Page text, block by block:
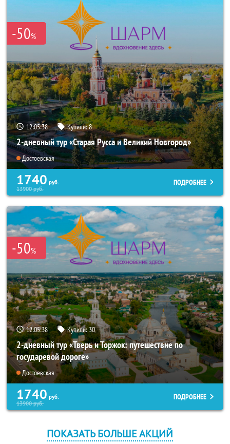
-50%
12:05:37 Купили:8
2-дневный тур «Старая Русса и Великий Новгород»
Достоевская
1740 руб.
13900руб.
ПОДРОБНЕЕ
-50%
12:05:37 Купили:30
2-дневный тур «Тверь и Торжок: путешествие по
государевой дороге»
Достоевская
1740 руб.
13900руб.
ПОДРОБНЕЕ
ПОКАЗАТЬ БОЛЬШЕ АКЦИЙ